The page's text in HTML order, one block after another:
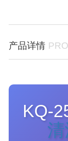
产品详情
KQ-